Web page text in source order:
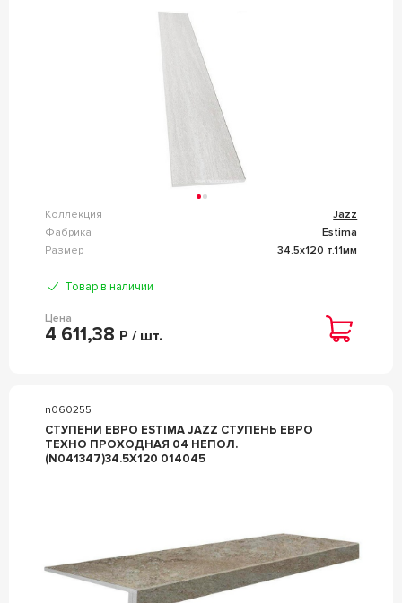
Коллекция
Jazz
Фабрика
Estima
Размер
34.5x120 т.11мм
Товар в наличии
Цена
4 611,38 Р / шт.
n060255
СТУПЕНИ ЕВРО ESTIMA JAZZ СТУПЕНЬ ЕВРО
ТЕХНО ПРОХОДНАЯ 04 НЕПОЛ.
(N041347)34.5Х120 014045